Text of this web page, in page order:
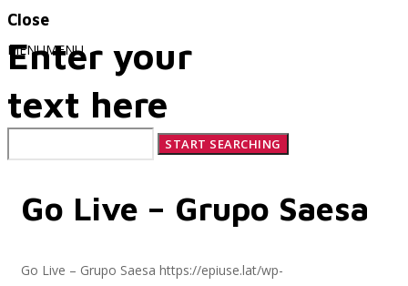
MENUMENU
Servicios
Close
Enter your
text here
Go Live – Grupo Saesa
Go Live – Grupo Saesa https://epiuse.lat/wp-